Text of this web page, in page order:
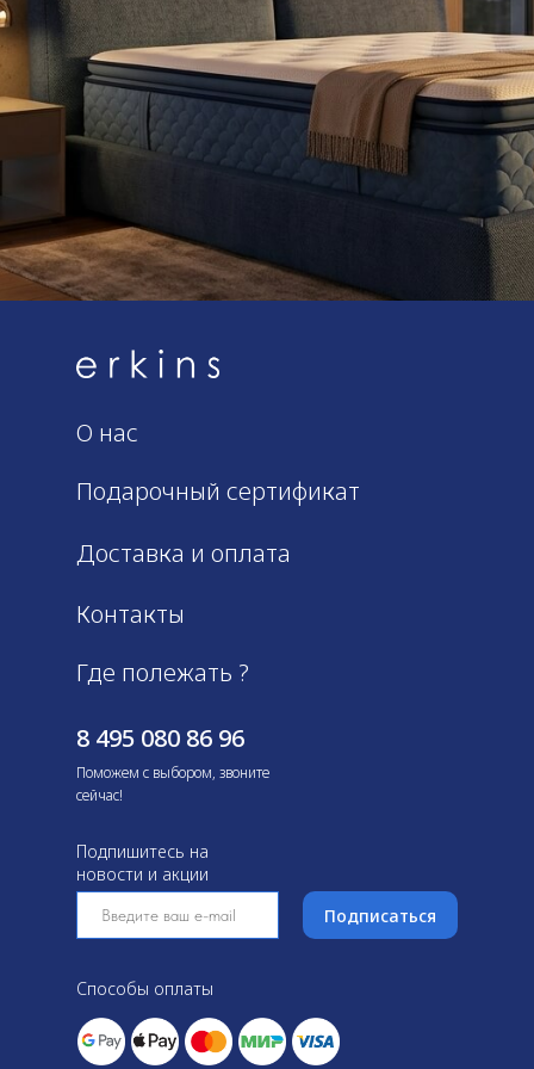
Подарочный сертификат
О нас
Контакты
Где полежать ?
8 495 080 86 96
Поможем с выбором, звоните
сейчас!
Способы оплаты
Подпишитесь на
новости и акции
Подписаться
Доставка и оплата